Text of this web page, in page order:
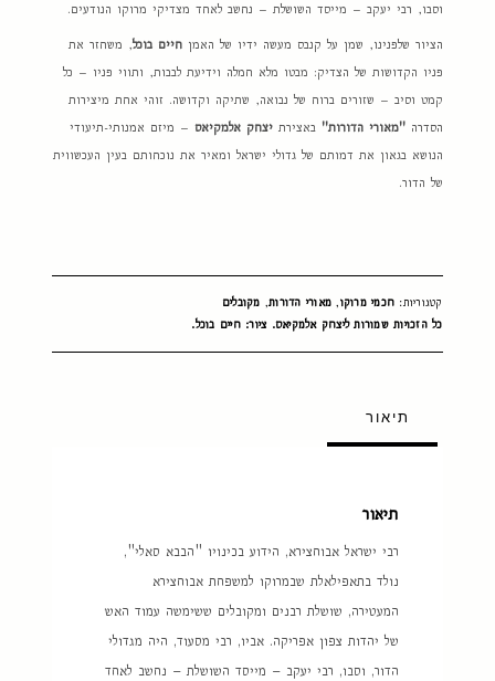
וסבו, רבי יעקב – מייסד השושלת – נחשב לאחד מצדיקי מרוקו הנודעים.
הציור שלפנינו, שמן על קנבס מעשה ידיו של האמןחיים בוכל, משחזר את
פניו הקדושות של הצדיק: מבטו מלא חמלה וידיעת לבבות, ותווי פניו – כל
קמט וסיב – שזורים ברוח של נבואה, שתיקה וקדושה. זוהי אחת מיצירות
הסדרה"מאורי הדורות" באצירתיצחק אלמקיאס – מיזם אמנותי-תיעודי
הנושא בגאון את דמותם של גדולי ישראל ומאיר את נוכחותם בעין העכשווית
של הדור.
קטגוריות: חכמי מרוקו, מאורי הדורות, מקובלים
כל הזכויות שמורות ליצחק אלמקיאס. ציור: חיים בוכל.
תיאור
תיאור
רבי ישראל אבוחצירא, הידוע בכינויו "הבבא סאלי",
נולד בתאפילאלת שבמרוקו למשפחת אבוחצירא
המעטירה, שושלת רבנים ומקובלים ששימשה עמוד האש
של יהדות צפון אפריקה. אביו, רבי מסעוד, היה מגדולי
הדור, וסבו, רבי יעקב – מייסד השושלת – נחשב לאחד